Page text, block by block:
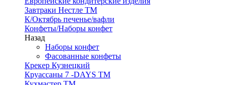
Завтраки Нестле ТМ
К/Октябрь печенье/вафли
Конфеты/Наборы конфет
Назад
Наборы конфет
Фасованные конфеты
Крекер Кузнецкий
Круассаны 7 -DAYS ТМ